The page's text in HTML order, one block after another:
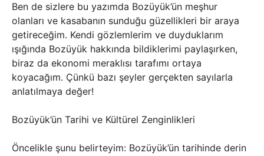
Ben de sizlere bu yazımda Bozüyük’ün meşhur
olanları ve kasabanın sunduğu güzellikleri bir araya
getireceğim. Kendi gözlemlerim ve duyduklarım
ışığında Bozüyük hakkında bildiklerimi paylaşırken,
biraz da ekonomi meraklısı tarafımı ortaya
koyacağım. Çünkü bazı şeyler gerçekten sayılarla
anlatılmaya değer!
Bozüyük’ün Tarihi ve Kültürel Zenginlikleri
Öncelikle şunu belirteyim: Bozüyük’ün tarihinde derin